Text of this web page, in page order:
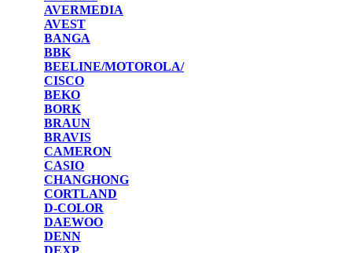
AVERMEDIA
AVEST
BANGA
BBK
BEELINE/MOTOROLA/
CISCO
BEKO
BORK
BRAUN
BRAVIS
CAMERON
CASIO
CHANGHONG
CORTLAND
D-COLOR
DAEWOO
DENN
DEXP